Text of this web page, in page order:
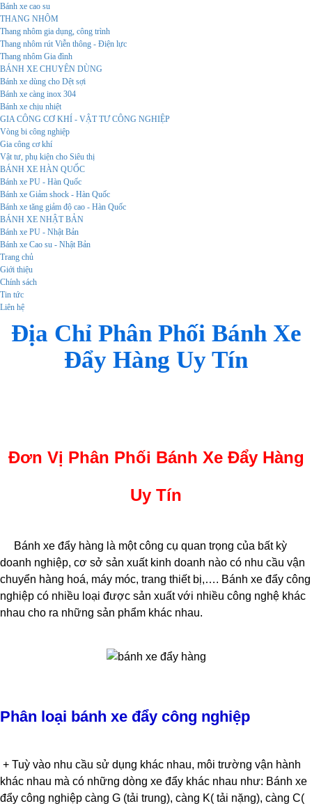
Bánh xe cao su
THANG NHÔM
Thang nhôm gia dụng, công trình
Thang nhôm rút Viễn thông - Điện lực
Thang nhôm Gia đình
BÁNH XE CHUYÊN DÙNG
Bánh xe dùng cho Dệt sợi
Bánh xe càng inox 304
Bánh xe chịu nhiệt
GIA CÔNG CƠ KHÍ - VẬT TƯ CÔNG NGHIỆP
Vòng bi công nghiệp
Gia công cơ khí
Vật tư, phụ kiện cho Siêu thị
BÁNH XE HÀN QUỐC
Bánh xe PU - Hàn Quốc
Bánh xe Giảm shock - Hàn Quốc
Bánh xe tăng giảm độ cao - Hàn Quốc
BÁNH XE NHẬT BẢN
Bánh xe PU - Nhật Bản
Bánh xe Cao su - Nhật Bản
Trang chủ
Giới thiệu
Chính sách
Tin tức
Liên hệ
Địa Chỉ Phân Phối Bánh Xe
Đẩy Hàng Uy Tín
Đơn Vị Phân Phối Bánh Xe Đẩy Hàng
Uy Tín
Bánh xe đẩy hàng là một công cụ quan trọng của bất kỳ
doanh nghiệp, cơ sở sản xuất kinh doanh nào có nhu cầu vận
chuyển hàng hoá, máy móc, trang thiết bị,…. Bánh xe đẩy công
nghiệp có nhiều loại được sản xuất với nhiều công nghệ khác
nhau cho ra những sản phẩm khác nhau.
Phân loại bánh xe đẩy công nghiệp
+ Tuỳ vào nhu cầu sử dụng khác nhau, môi trường vận hành
khác nhau mà có những dòng xe đẩy khác nhau như: Bánh xe
đẩy công nghiệp càng G (tải trung), càng K( tải nặng), càng C(